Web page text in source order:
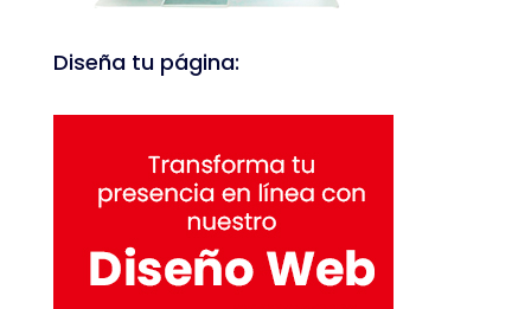
Diseña tu página: